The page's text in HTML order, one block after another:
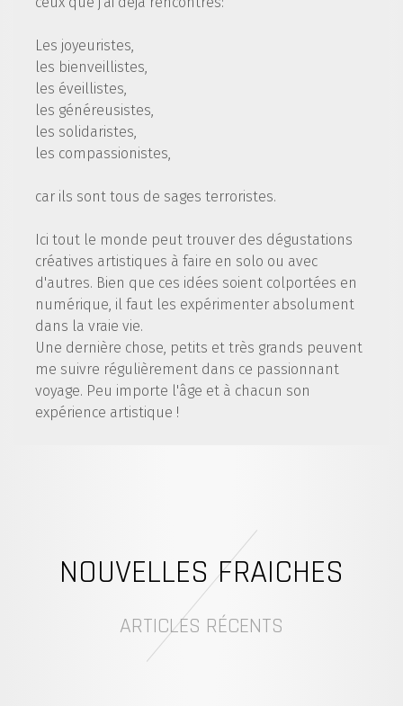
Les joyeuristes,
les bienveillistes,
les éveillistes,
les généreusistes,
les solidaristes,
les compassionistes,
car ils sont tous de sages terroristes.
Ici tout le monde peut trouver des dégustations
créatives artistiques à faire en solo ou avec
d'autres. Bien que ces idées soient colportées en
numérique, il faut les expérimenter absolument
dans la vraie vie.
Une dernière chose, petits et très grands peuvent
me suivre régulièrement dans ce passionnant
voyage. Peu importe l'âge et à chacun son
expérience artistique !
NOUVELLES FRAICHES
ARTICLES RÉCENTS